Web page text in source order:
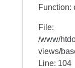
Function:
File:
/www/
views/
Line: 104
Function:
File:
/www/
views/
Line: 104